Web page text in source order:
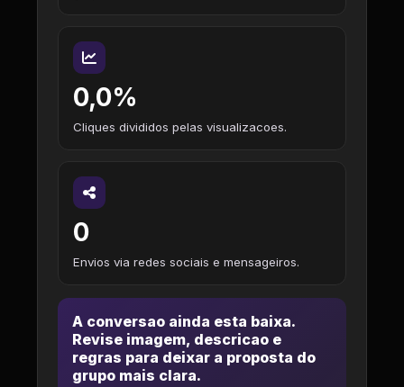
0,0%
Cliques divididos pelas visualizacoes.
0
Envios via redes sociais e mensageiros.
A conversao ainda esta baixa.
Revise imagem, descricao e
regras para deixar a proposta do
grupo mais clara.